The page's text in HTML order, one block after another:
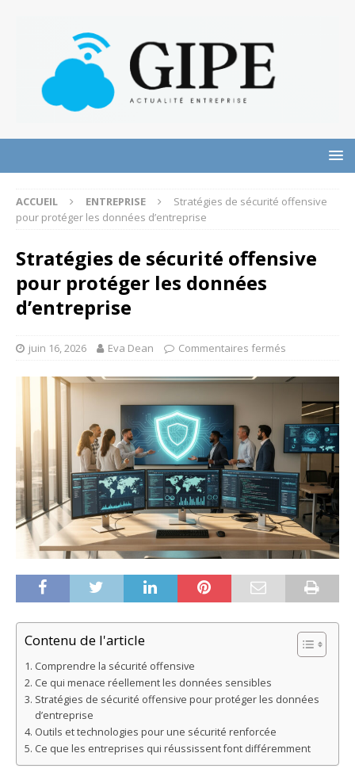
ACCUEIL ENTREPRISE
Stratégies de sécurité offensive
pour protéger les données d’entreprise
Stratégies de sécurité offensive
pour protéger les données
d’entreprise
juin 16, 2026 Eva Dean Commentaires fermés
Contenu de l'article
Comprendre la sécurité offensive
Ce qui menace réellement les données sensibles
Stratégies de sécurité offensive pour protéger les données
d’entreprise
Outils et technologies pour une sécurité renforcée
Ce que les entreprises qui réussissent font différemment